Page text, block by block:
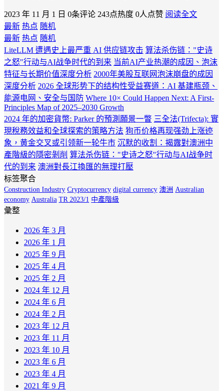
2023 年 11 月 1 日 0条评论 243点热度 0人点赞 阅读全文
最新 热点 随机
最新 热点 随机
LiteLLM 遭遇史上最严重 AI 供应链攻击 算法杀伤链："史诗
之怒"行动与AI战争时代的到来 当前AI产业热潮的成因、泡沫
特征与长期价值深度分析 2000年美股互联网泡沫崩盘的成因
深度分析 2026 全球形势下的结构性受益赛道：AI 基建瓶颈、
能源电网、安全与国防 Where 10× Could Happen Next: A First-
Principles Map of 2025–2030 Growth
2024 年的加密貨幣: Parker 的預測願景一瞥 三全法(Trifecta): 實
現稅務效益和全球探索的策略方法 狗币价格再现强劲上涨迹
象，黄金交叉或引领新一轮牛市 沉默的收割：揭露對澳洲中
產階級的隱密剝削 算法杀伤链："史诗之怒"行动与AI战争时
代的到来 澳洲對長江換匯的無理打壓
标签聚合
Construction Industry Cryptocurrency digital currency 澳洲 Australian
economy Australia TR 2023/1 中產階級
彙整
2026 年 3 月
2026 年 1 月
2025 年 9 月
2025 年 4 月
2025 年 2 月
2024 年 12 月
2024 年 6 月
2024 年 2 月
2023 年 12 月
2023 年 11 月
2023 年 10 月
2023 年 6 月
2023 年 4 月
2021 年 9 月